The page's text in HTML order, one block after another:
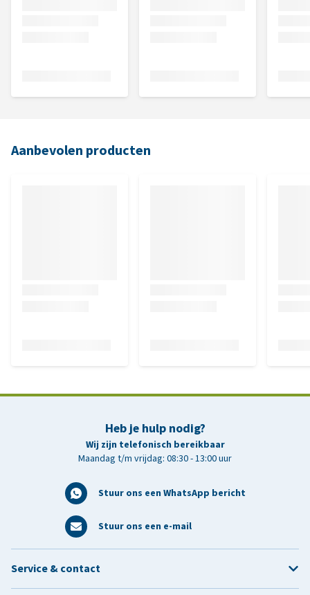
Aanbevolen producten
Heb je hulp nodig?
Wij zijn telefonisch bereikbaar
Maandag t/m vrijdag: 08:30 - 13:00 uur
Stuur ons een WhatsApp bericht
Stuur ons een e-mail
Service & contact